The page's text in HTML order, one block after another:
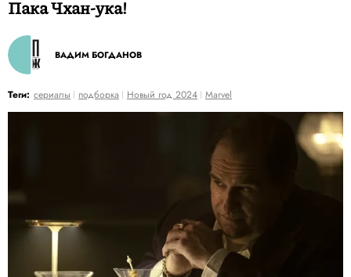
Пака Чхан-ука!
ВАДИМ БОГДАНОВ
Теги: сериалы подборка Новый год 2024 Marvel